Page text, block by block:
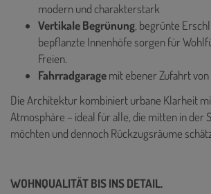
modern und charakterstark
Vertikale Begrünung, begrünte
bepflanzte Innenhöfe sorgen für
Freien.
Fahrradgaragemit ebener Zufahrt
Die Architektur kombiniert urbane Klarheit
Atmosphäre – ideal für alle, die mitten in der
möchten und dennoch Rückzugsräume
WOHNQUALITÄT BIS INS DETAIL.